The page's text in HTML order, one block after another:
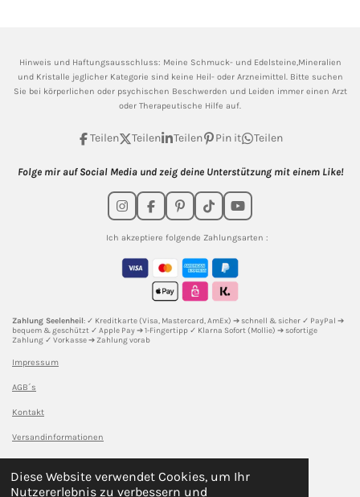
Diese Website verwendet Cookies, um Ihr
Nutzererlebnis zu verbessern und
Hinweis und Haftungsausschluss: Meine Schmuck- und Edelsteine,Mineralien
und Kristalle jeglicher Kategorie sind keine Heil- oder Arzneimittel. Bitte suchen
Sie bei körperlichen oder psychischen Beschwerden und Leiden immer einen Arzt
oder Therapeutische Hilfe auf.
Teilen Teilen Teilen Pin it Teilen
Folge mir auf Social Media und zeig deine Unterstützung mit einem Like!
I
n
s
a
g
F
a
c
o
o
k
P
i
n
e
r
e
s
T
i
k
o
k
Y
o
u
u
b
Ich akzeptiere folgende Zahlungsarten :
Zahlung Seelenheil: ✓ Kreditkarte (Visa, Mastercard, AmEx) ➔ schnell & sicher ✓ PayPal ➔
bequem & geschützt ✓ Apple Pay ➔ 1-Fingertipp ✓ Klarna Sofort (Mollie) ➔ sofortige
Zahlung ✓ Vorkasse ➔ Zahlung vorab
Impressum
AGB´s
Kontakt
Versandinformationen
Sicherheitshinweise l aut EU-Verordnung (GPSR)